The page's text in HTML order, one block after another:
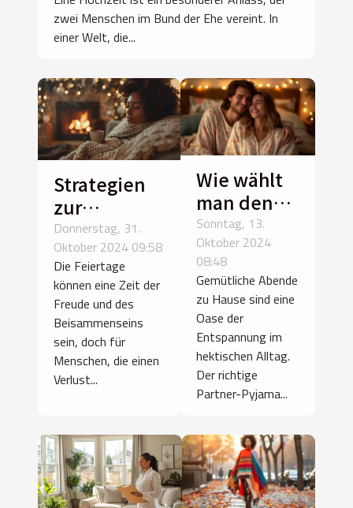
zwei Menschen im Bund der Ehe vereint. In
einer Welt, die...
Strategien
zur
Bewältigung
der Trauer
während
der
Feiertage
Donnerstag, 31.
Oktober 2024 09:58
Die Feiertage
können eine Zeit der
Freude und des
Beisammenseins
sein, doch für
Menschen, die einen
Verlust...
Wie wählt
man den
perfekten
Partner-
Pyjama für
gemütliche
Abende?
Sonntag, 13.
Oktober 2024
08:48
Gemütliche Abende
zu Hause sind eine
Oase der
Entspannung im
hektischen Alltag.
Der richtige
Partner-Pyjama...